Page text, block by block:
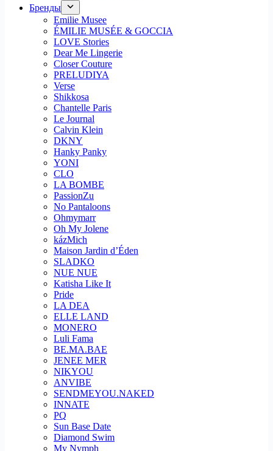
Бренды
Emilie Musee
ÉMILIE MUSÉE & GOCCIA
LOVE Stories
Dear Me Lingerie
Closer Couture
PRELUDIYA
Verse
Shikkosa
Chantelle Paris
Le Journal
Calvin Klein
DKNY
Hanky Panky
YONI
CLO
LA BOMBE
PassionZu
No Pantaloons
Ohmymarr
Oh My Jolene
kázMich
Maison Jardin d’Éden
SLADKO
NUE NUE
Katisha Like It
Pride
LA DEA
ELLE LAND
MONERO
Luli Fama
BE.MA.BAE
JENEE MER
NIKYOU
ANVIBE
SENDMEYOU.NAKED
INNATE
PQ
Sun Base Date
Diamond Swim
My Nymph